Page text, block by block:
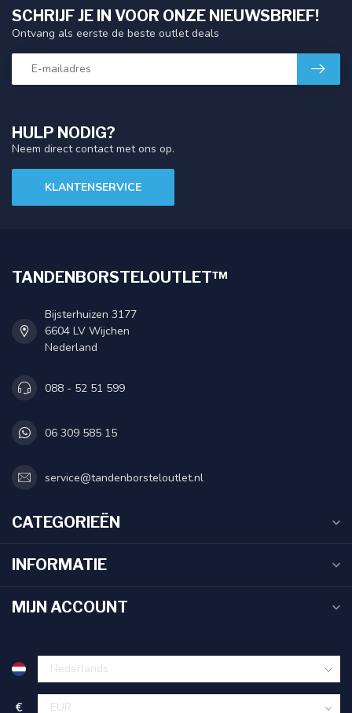
HULP NODIG?
Neem direct contact met ons op.
KLANTENSERVICE
SCHRIJF JE IN VOOR ONZE NIEUWSBRIEF!
Ontvang als eerste de beste outlet deals
TANDENBORSTELOUTLET™
Bijsterhuizen 3177
6604 LV Wijchen
Nederland
088 - 52 51 599
06 309 585 15
service@tandenborsteloutlet.nl
CATEGORIEËN
INFORMATIE
MIJN ACCOUNT
€